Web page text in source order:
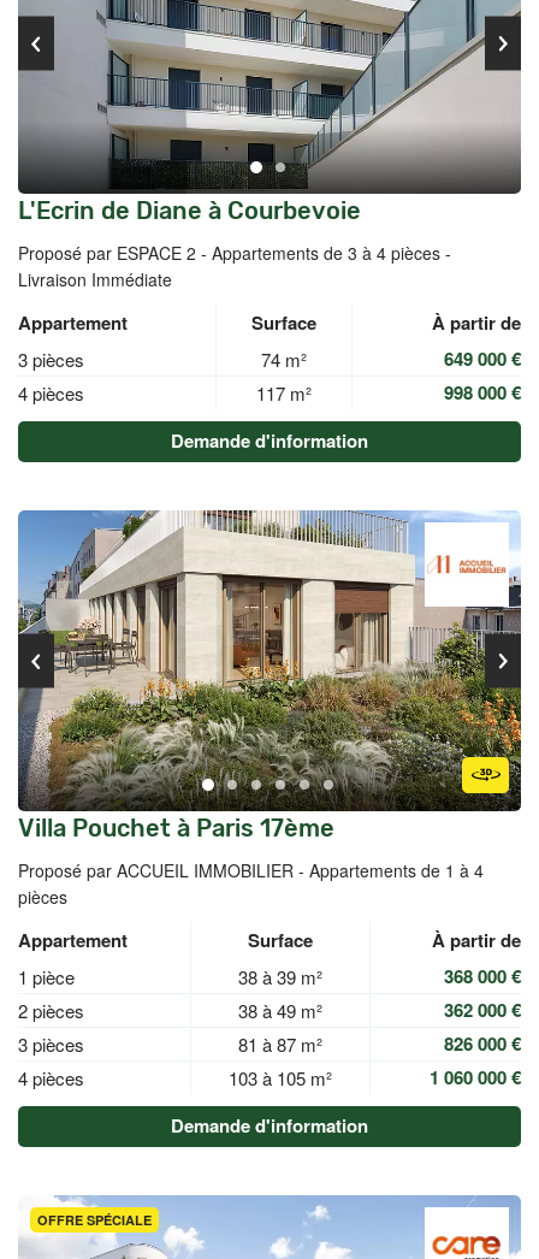
L'Ecrin de Diane à Courbevoie
Proposé par ESPACE 2 - Appartements de 3 à 4 pièces -
Livraison Immédiate
Appartement Surface À partir de
3 pièces 74 m² 649 000 €
4 pièces 117 m²
998 000 €
Demande d'information
Villa Pouchet à Paris 17ème
Proposé par ACCUEIL IMMOBILIER - Appartements de 1 à 4
pièces
Appartement Surface À partir de
1 pièce 38 à 39 m² 368 000 €
2 pièces 38 à 49 m² 362 000 €
3 pièces 81 à 87 m² 826 000 €
4 pièces 103 à 105 m²
1 060 000 €
Demande d'information
OFFRE SPÉCIALE